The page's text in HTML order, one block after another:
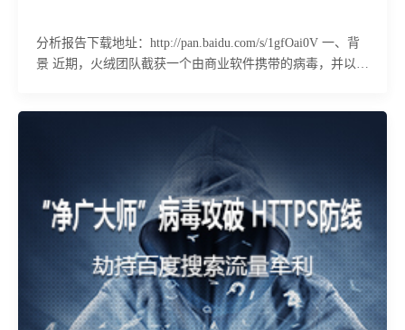
分析报告下载地址：http://pan.baidu.com/s/1gfOai0V 一、背
景 近期，火绒团队截获一个由商业软件携带的病毒，并以其